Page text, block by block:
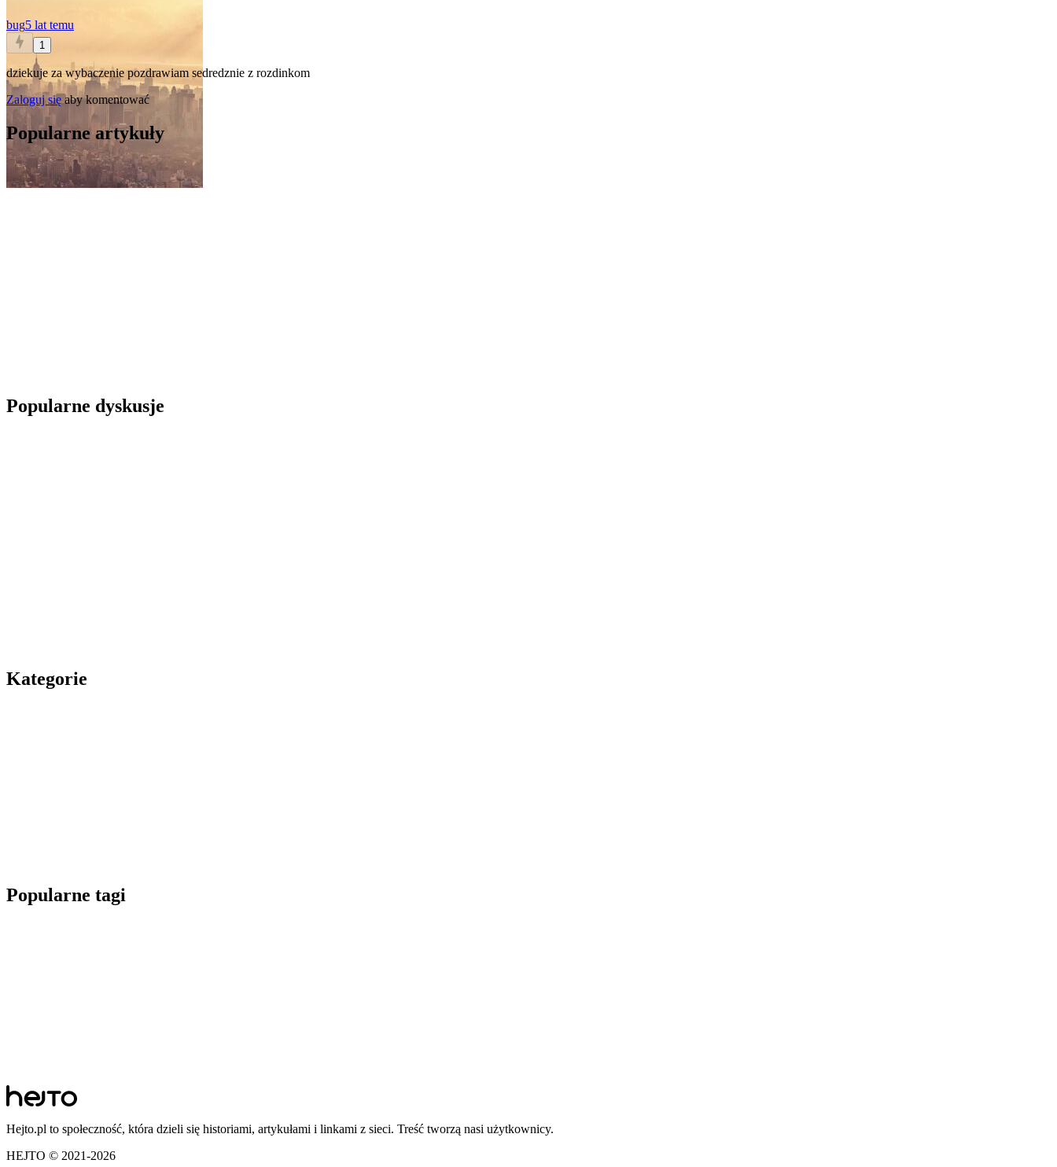
bug5 lat temu
1
dziekuje za wybaczenie pozdrawiam sedredznie z rozdinkom
Zaloguj sięaby komentować
Popularne artykuły
Popularne dyskusje
Kategorie
Popularne tagi
Hejto.pl to społeczność, która dzieli się historiami, artykułami i linkami z sieci. Treść tworzą nasi użytkownicy.
HEJTO © 2021-2026